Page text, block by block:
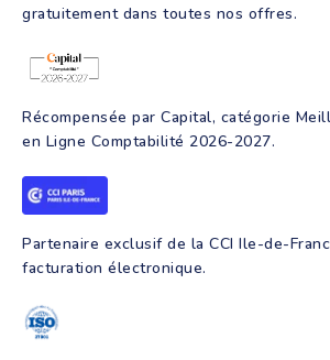
gratuitement dans toutes nos offres.
Récompensée par Capital, catégorie
en Ligne Comptabilité 2026-2027.
Partenaire exclusif de la CCI Ile-de-
facturation électronique.